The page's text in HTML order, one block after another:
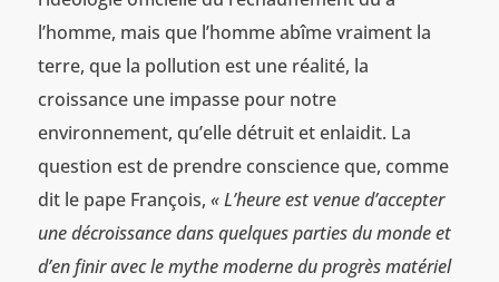
l’homme, mais que l’homme abîme vraiment la
terre, que la pollution est une réalité, la
croissance une impasse pour notre
environnement, qu’elle détruit et enlaidit. La
question est de prendre conscience que, comme
dit le pape François, « L’heure est venue d’accepter
une décroissance dans quelques parties du monde et
d’en finir avec le mythe moderne du progrès matériel